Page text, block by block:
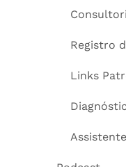
Registro
Links